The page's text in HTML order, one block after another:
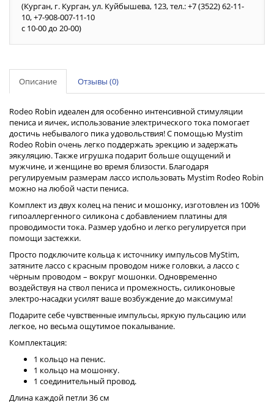
(Курган, г. Курган, ул. Куйбышева, 123, тел.: +7 (3522) 62-11-
10, +7-908-007-11-10
с 10-00 до 20-00)
Описание Отзывы (0)
Rodeo Robin идеален для особенно интенсивной стимуляции
пениса и яичек, использование электрического тока помогает
достичь небывалого пика удовольствия! С помощью Mystim
Rodeo Robin очень легко поддержать эрекцию и задержать
эякуляцию. Также игрушка подарит больше ощущений и
мужчине, и женщине во время близости. Благодаря
регулируемым размерам лассо использовать Mystim Rodeo Robin
можно на любой части пениса.
Комплект из двух колец на пенис и мошонку, изготовлен из 100%
гипоаллергенного силикона с добавлением платины для
проводимости тока. Размер удобно и легко регулируется при
помощи застежки.
Просто подключите кольца к источнику импульсов MyStim,
затяните лассо с красным проводом ниже головки, а лассо с
чёрным проводом – вокруг мошонки. Одновременно
воздействуя на ствол пениса и промежность, силиконовые
электро-насадки усилят ваше возбуждение до максимума!
Подарите себе чувственные импульсы, яркую пульсацию или
легкое, но весьма ощутимое покалывание.
Комплектация:
1 кольцо на пенис.
1 кольцо на мошонку.
1 соединительный провод.
Длина каждой петли 36 см